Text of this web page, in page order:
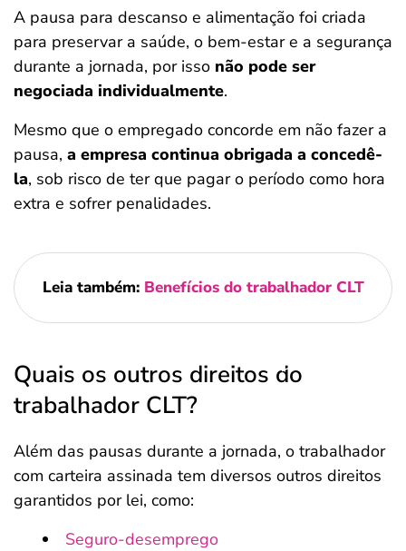
A pausa para descanso e alimentação foi criada
para preservar a saúde, o bem-estar e a segurança
durante a jornada, por isso não pode ser
negociada individualmente.
Mesmo que o empregado concorde em não fazer a
pausa, a empresa continua obrigada a concedê-
la, sob risco de ter que pagar o período como hora
extra e sofrer penalidades.
Leia também: Benefícios do trabalhador CLT
Quais os outros direitos do
trabalhador CLT?
Além das pausas durante a jornada, o trabalhador
com carteira assinada tem diversos outros direitos
garantidos por lei, como:
Seguro-desemprego